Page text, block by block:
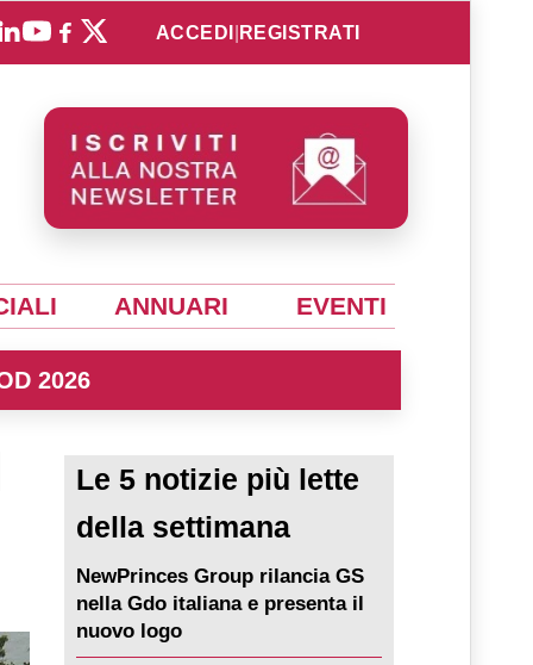
ACCEDI REGISTRATI
ANNUARI EVENTI
2026
Le 5 notizie più lette
della settimana
NewPrinces Group rilancia GS
nella Gdo italiana e presenta il
nuovo logo